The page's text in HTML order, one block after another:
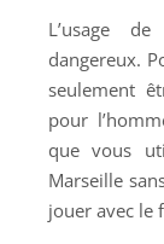
L’usage
dangereux.
seulement
pour
que vous
Marseille
jouer avec le